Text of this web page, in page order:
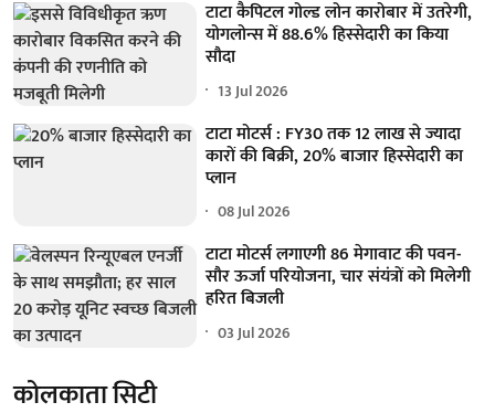
टाटा कैपिटल गोल्ड लोन कारोबार में उतरेगी,
योगलोन्स में 88.6% हिस्सेदारी का किया
सौदा
13 Jul 2026
टाटा मोटर्स : FY30 तक 12 लाख से ज्यादा
कारों की बिक्री, 20% बाजार हिस्सेदारी का
प्लान
08 Jul 2026
टाटा मोटर्स लगाएगी 86 मेगावाट की पवन-
सौर ऊर्जा परियोजना, चार संयंत्रों को मिलेगी
हरित बिजली
03 Jul 2026
कोलकाता सिटी